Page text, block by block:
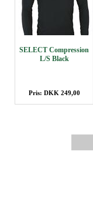
SELECT Compression
L/S Black
Pris: DKK 249,00